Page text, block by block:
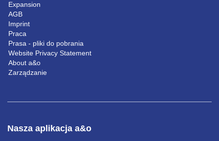
Expansion
AGB
Imprint
Praca
Prasa - pliki do pobrania
Website Privacy Statement
About a&o
Zarządzanie
Nasza aplikacja a&o